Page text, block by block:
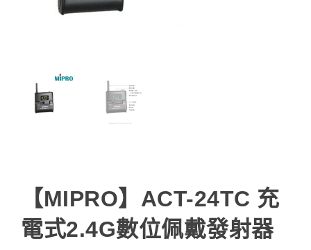
【MIPRO】ACT-24TC 充
電式2.4G數位佩戴發射器